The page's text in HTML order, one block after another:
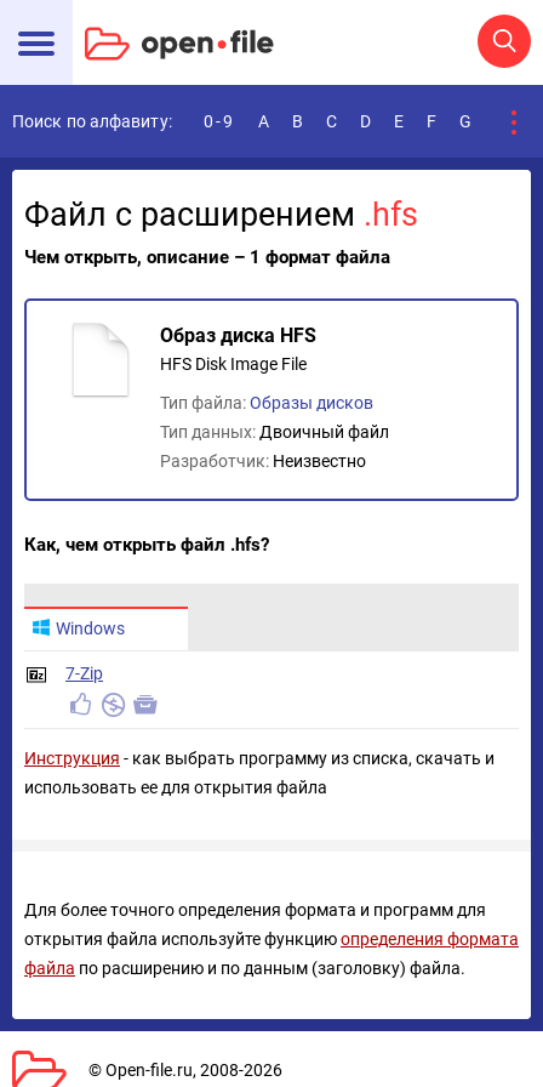
Поиск по алфавиту: 0-9 A B C D E F G
Файл с расширением .hfs
Чем открыть, описание – 1 формат файла
Образ диска HFS
HFS Disk Image File
Тип файла:Образы дисков
Тип данных: Двоичный файл
Разработчик: Неизвестно
Как, чем открыть файл .hfs?
Windows
7-Zip
Инструкция - как выбрать программу из списка, скачать и
использовать ее для открытия файла
Для более точного определения формата и программ для
открытия файла используйте функциюопределения формата
файла по расширению и по данным (заголовку) файла.
© Open-file.ru, 2008-2026